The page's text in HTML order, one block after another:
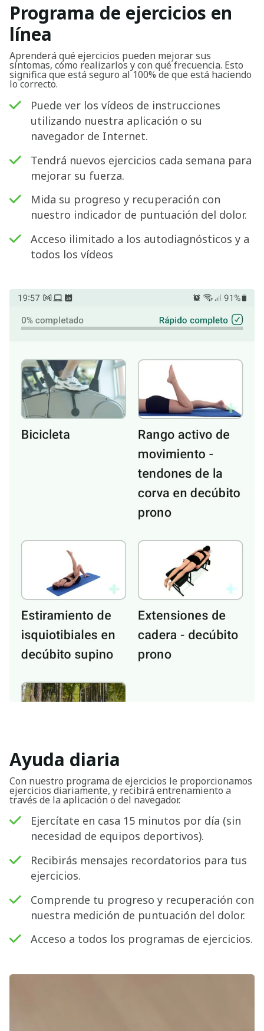
Programa de ejercicios en
línea
Aprenderá qué ejercicios pueden mejorar sus
síntomas, cómo realizarlos y con qué frecuencia. Esto
significa que está seguro al 100% de que está haciendo
lo correcto.
Puede ver los vídeos de instrucciones
utilizando nuestra aplicación o su
navegador de Internet.
Tendrá nuevos ejercicios cada semana para
mejorar su fuerza.
Mida su progreso y recuperación con
nuestro indicador de puntuación del dolor.
Acceso ilimitado a los autodiagnósticos y a
todos los vídeos
Ayuda diaria
Con nuestro programa de ejercicios le proporcionamos
ejercicios diariamente, y recibirá entrenamiento a
través de la aplicación o del navegador.
Ejercítate en casa 15 minutos por día (sin
necesidad de equipos deportivos).
Recibirás mensajes recordatorios para tus
ejercicios.
Comprende tu progreso y recuperación con
nuestra medición de puntuación del dolor.
Acceso a todos los programas de ejercicios.